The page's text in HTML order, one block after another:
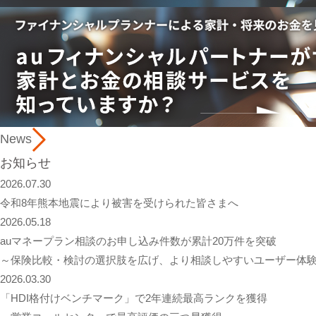
News
お知らせ
2026.07.30
令和8年熊本地震により被害を受けられた皆さまへ
2026.05.18
auマネープラン相談のお申し込み件数が累計20万件を突破
～保険比較・検討の選択肢を広げ、より相談しやすいユーザー体
2026.03.30
「HDI格付けベンチマーク」で2年連続最高ランクを獲得